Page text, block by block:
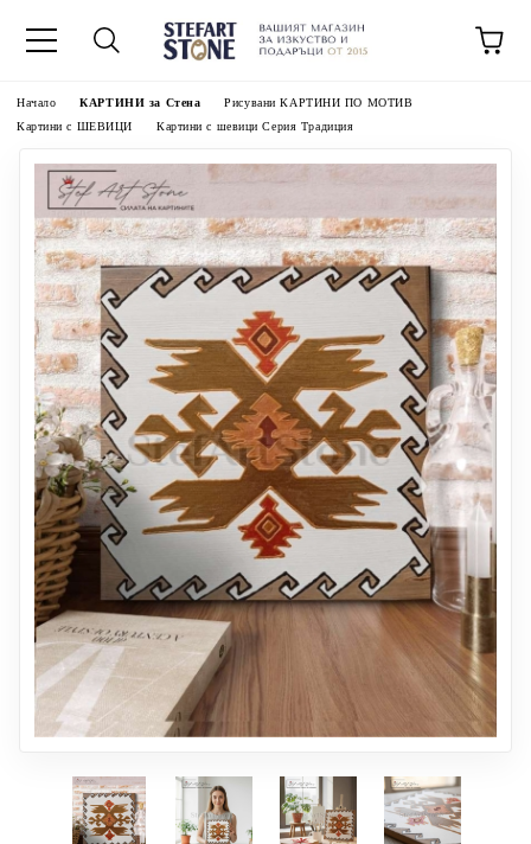
Начало КАРТИНИ за Стена
Рисувани КАРТИНИ ПО МОТИВ
Картини с ШЕВИЦИ
Картини с шевици Серия Традиция